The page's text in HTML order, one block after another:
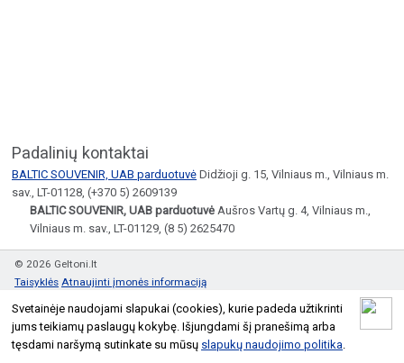
Svetainėje naudojami slapukai (cookies), kurie padeda užtikrinti
jums teikiamų paslaugų kokybę. Išjungdami šį pranešimą arba
tęsdami naršymą sutinkate su mūsų slapukų naudojimo politika
Padalinių kontaktai
BALTIC SOUVENIR, UAB parduotuvė Didžioji g. 15, Vilniaus m., Vilniaus m.
sav., LT-01128, (+370 5) 2609139
BALTIC SOUVENIR, UAB parduotuvė Aušros Vartų g. 4, Vilniaus m.,
Vilniaus m. sav., LT-01129, (8 5) 2625470
© 2026 Geltoni.lt
Taisyklės Atnaujinti įmonės informaciją